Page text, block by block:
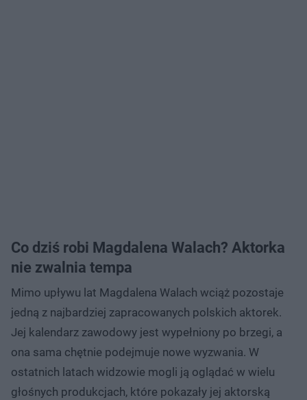
Co dziś robi Magdalena Walach? Aktorka
nie zwalnia tempa
Mimo upływu lat Magdalena Walach wciąż pozostaje
jedną z najbardziej zapracowanych polskich aktorek.
Jej kalendarz zawodowy jest wypełniony po brzegi, a
ona sama chętnie podejmuje nowe wyzwania. W
ostatnich latach widzowie mogli ją oglądać w wielu
głośnych produkcjach, które pokazały jej aktorską